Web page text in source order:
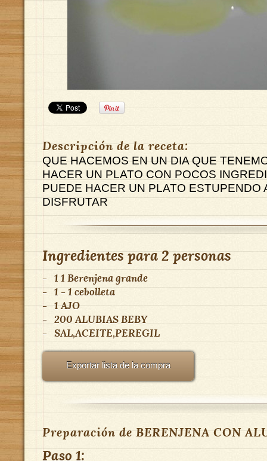
Descripción de la receta:
QUE HACEMOS EN UN DIA QUE
HACER UN PLATO CON POCOS
PUEDE HACER UN PLATO ESTUPENDO
DISFRUTAR
Ingredientes para2 personas
- 1 1 Berenjena grande
- 1- 1 cebolleta
- 1 AJO
- 200 ALUBIAS BEBY
- SAL,ACEITE,PEREGIL
Exportar lista de la compra
Preparación de BERENJENA CON
Paso 1: